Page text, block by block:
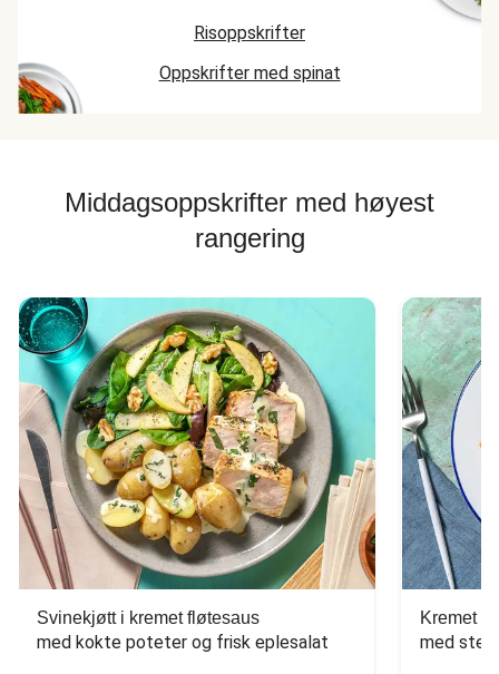
Risoppskrifter
Oppskrifter med spinat
Middagsoppskrifter med høyest
rangering
Svinekjøtt i kremet fløtesaus
med kokte poteter og frisk eplesalat
Kremet
med